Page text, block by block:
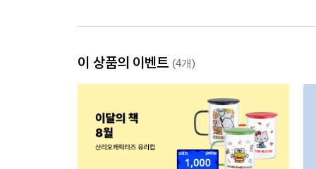
이 상품의 이벤트 (4개)